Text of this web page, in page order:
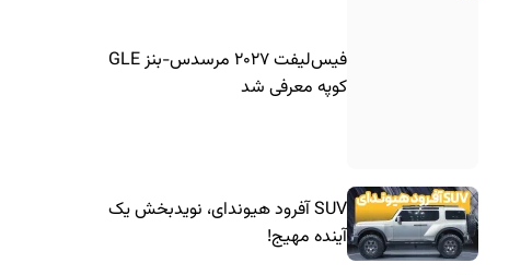
فیس‌لیفت ۲۰۲۷ مرسدس-بنز GLE
کوپه معرفی شد
SUV آفرود هیوندای، نویدبخش یک
آینده مهیج!